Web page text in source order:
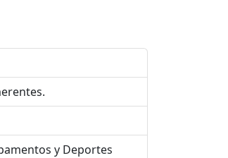
y Deportes